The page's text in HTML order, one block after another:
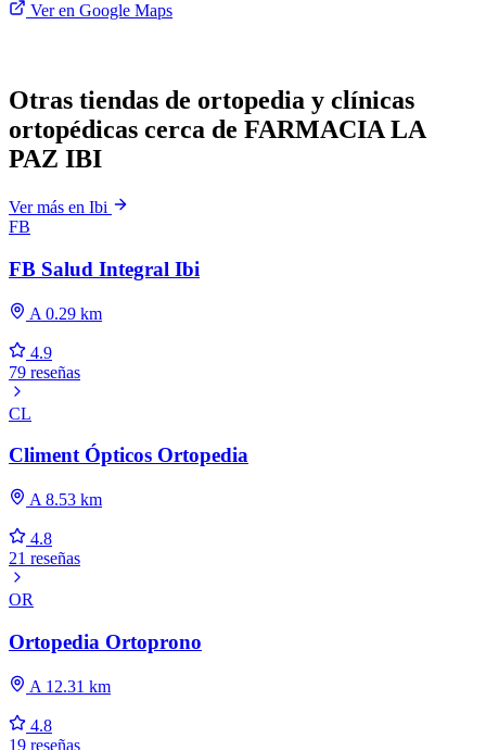
Ver en Google Maps
Otras tiendas de ortopedia y clínicas
ortopédicas cerca de FARMACIA LA
PAZ IBI
Ver más en Ibi
FB
FB Salud Integral Ibi
A 0.29 km
4.9
79 reseñas
CL
Climent Ópticos Ortopedia
A 8.53 km
4.8
21 reseñas
OR
Ortopedia Ortoprono
A 12.31 km
4.8
19 reseñas